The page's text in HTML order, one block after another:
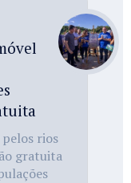
rios
gratuita